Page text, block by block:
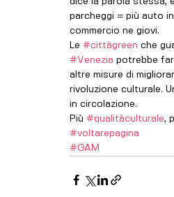
parcheggi = più auto
commercio ne giovi.
Le #cittàgreen che
#Venezia potrebbe
altre misure di
rivoluzione culturale.
in circolazione.
Più #qualitàculturale,
#voltarepagina
#GAM